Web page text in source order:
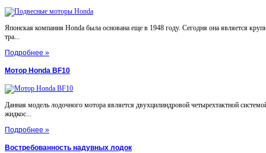
Японская компания Honda была основана еще в 1948 году. Сегодня она является
тра...
Подробнее »
Мотор Honda BF10
Данная модель лодочного мотора является двухцилиндровой четырехтактной
жидкос...
Подробнее »
Востребованность надувных лодок